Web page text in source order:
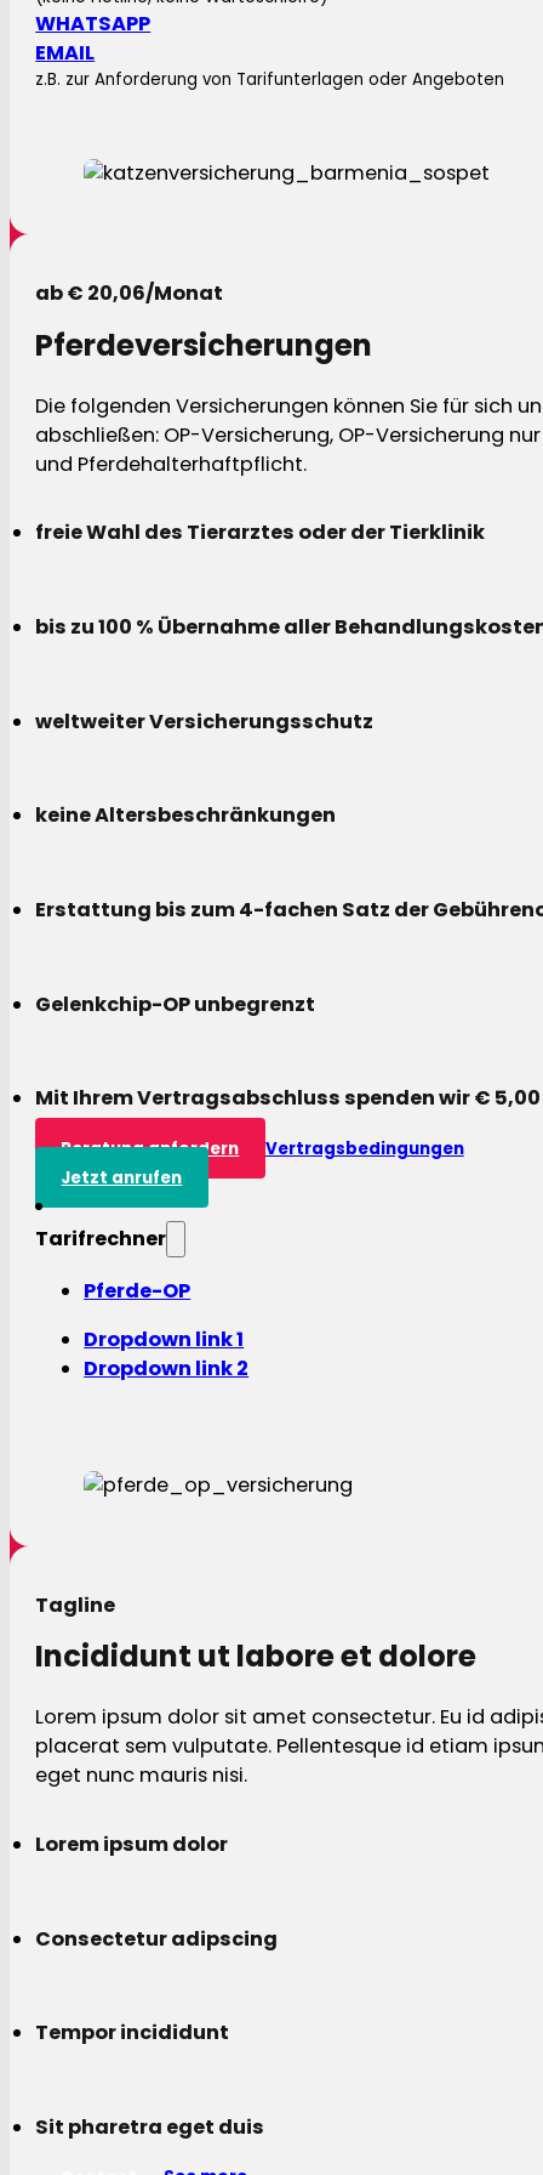
WHATSAPP
EMAIL
z.B. zur Anforderung von Tarifunterlagen oder Angeboten
ab € 20,06/Monat
Pferdeversicherungen
Die folgenden Versicherungen können Sie für sich
abschließen: OP-Versicherung, OP-Versicherung
und Pferdehalterhaftpflicht.
freie Wahl des Tierarztes oder der Tierklinik
bis zu 100 % Übernahme aller
weltweiter Versicherungsschutz
keine Altersbeschränkungen
Erstattung bis zum 4-fachen Satz der
Gelenkchip-OP unbegrenzt
Mit Ihrem Vertragsabschluss spenden wir €
Beratung anfordern
Vertragsbedingungen
Jetzt anrufen
Tarifrechner
Pferde-OP
Dropdown link 1
Dropdown link 2
Tagline
Incididunt ut labore et dolore
Lorem ipsum dolor sit amet consectetur. Eu id
placerat sem vulputate. Pellentesque id etiam
eget nunc mauris nisi.
Lorem ipsum dolor
Consectetur adipscing
Tempor incididunt
Sit pharetra eget duis